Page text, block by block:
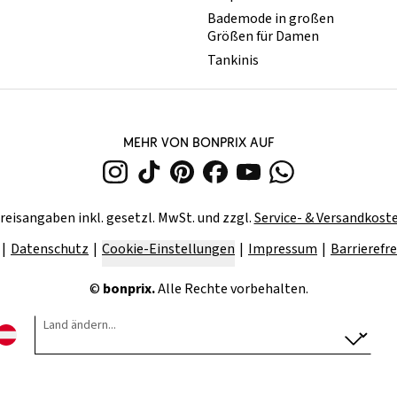
Bademode in großen
Größen für Damen
Tankinis
MEHR VON BONPRIX AUF
inkl. gesetzl. MwSt. und zzgl.Service- &
Datenschutz Cookie-Einstellungen Impressum
© bonprix.Alle Rechte vorbehalten.
Land ändern...